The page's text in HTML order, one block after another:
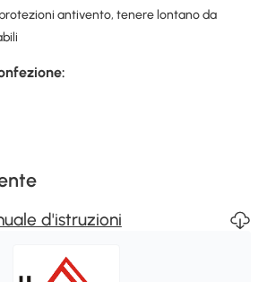
protezioni antivento, tenere lontano da
d'istruzioni